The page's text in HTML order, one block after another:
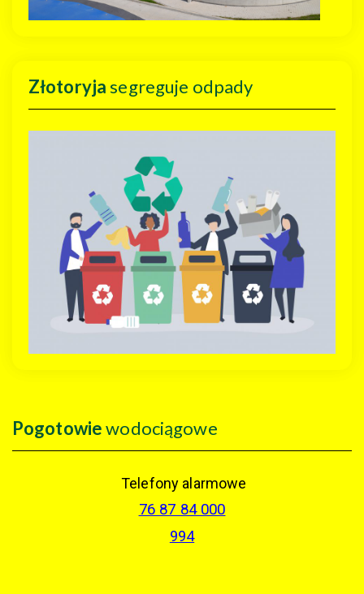
Złotoryjasegreguje odpady
Pogotowiewodociągowe
Telefony alarmowe
76 87 84 000
994